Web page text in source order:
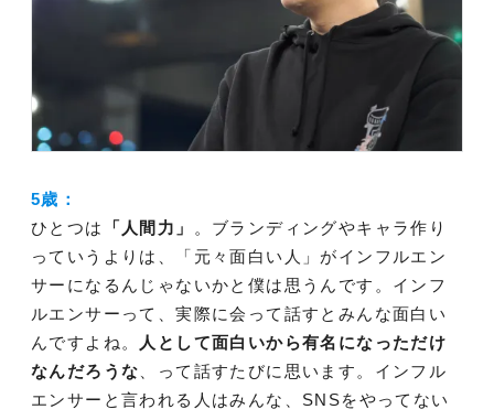
5歳：
ひとつは
「人間力」
。ブランディングやキャラ作り
っていうよりは、「元々面白い人」がインフルエン
サーになるんじゃないかと僕は思うんです。インフ
ルエンサーって、実際に会って話すとみんな面白い
んですよね。
人として面白いから有名になっただけ
なんだろうな 、って話すたびに思います。インフル
エンサーと言われる人はみんな、SNSをやってない